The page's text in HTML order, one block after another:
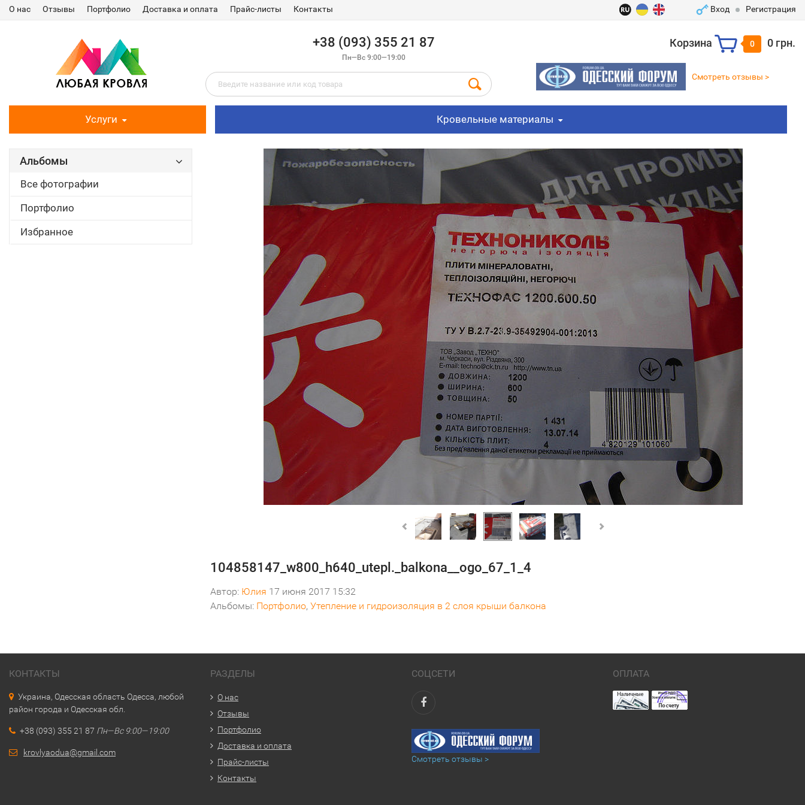
О нас Отзывы Портфолио Доставка и оплата Прайс-листы Контакты Вход Регистрация
+38 (093) 355 21 87
Пн—Вс 9:00—19:00
Корзина 0 0 грн.
Смотреть отзывы >
Услуги Кровельные материалы
Альбомы
Все фотографии
Портфолио
Избранное
104858147_w800_h640_utepl._balkona__ogo_67_1_4
Автор: Юлия 17 июня 2017 15:32
Альбомы: Портфолио, Утепление и гидроизоляция в 2 слоя крыши балкона
КОНТАКТЫ
Украина, Одесская область Одесса, любой
район города и Одесская обл.
+38 (093) 355 21 87 Пн—Вс 9:00—19:00
krovlyaodua@gmail.com
РАЗДЕЛЫ
О нас
Отзывы
Портфолио
Доставка и оплата
Прайс-листы
Контакты
СОЦСЕТИ
Смотреть отзывы >
ОПЛАТА